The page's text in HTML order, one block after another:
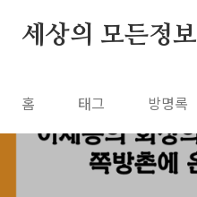
세상의 모든정보
홈 태그 방명록